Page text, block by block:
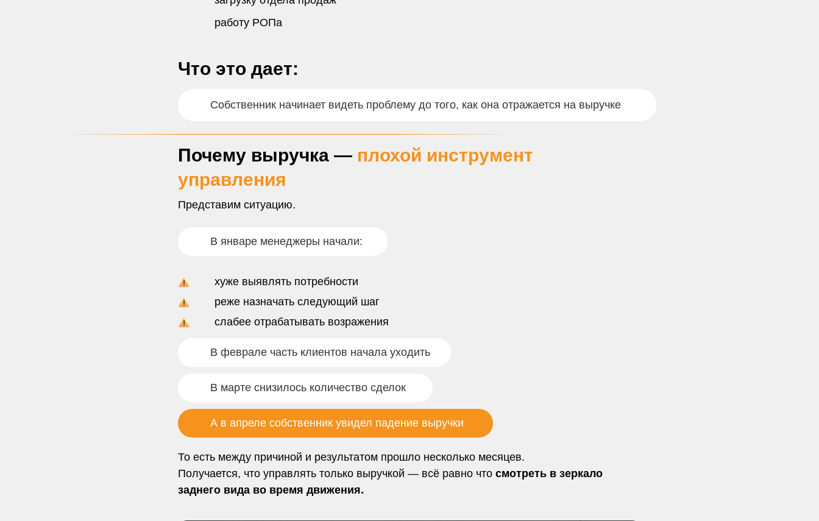
работу РОПа
Что это дает:
Собственник начинает видеть проблему до того, как она отражается на выручке
Почему выручка — плохой инструмент
управления
Представим ситуацию.
В январе менеджеры начали:
хуже выявлять потребности
реже назначать следующий шаг
слабее отрабатывать возражения
В феврале часть клиентов начала уходить
В марте снизилось количество сделок
А в апреле собственник увидел падение выручки
То есть между причиной и результатом прошло несколько месяцев.
Получается, что управлять только выручкой — всё равно что смотреть в зеркало
заднего вида во время движения.